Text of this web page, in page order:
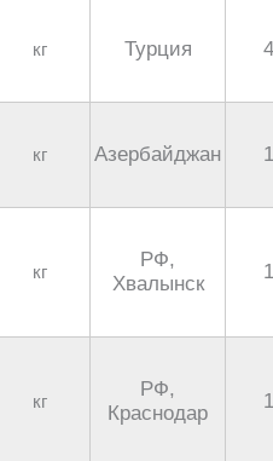
кг Турция
кг Азербайджан
кг
РФ,
Хвалынск
кг
РФ,
Краснодар